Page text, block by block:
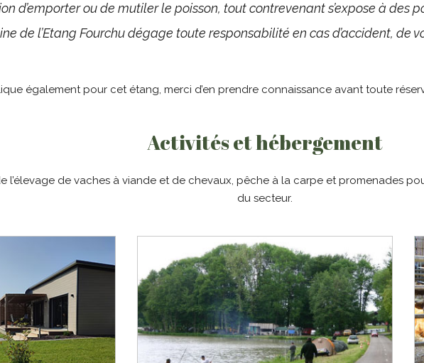
d’emporter ou de mutiler le poisson, tout contrevenant s’expose à des
de l’Etang Fourchu dégage toute responsabilité en cas d’accident,
également pour cet étang, merci d’en prendre connaissance avant toute
Activités et hébergement
l’élevage de vaches à viande et de chevaux, pêche à la carpe et promenades
du secteur.